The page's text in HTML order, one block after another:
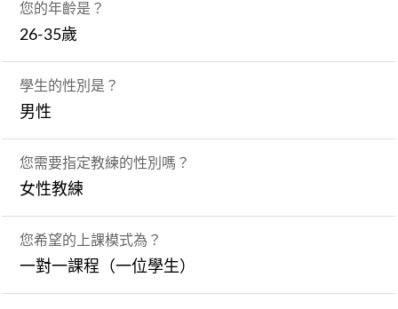
您的年齡是？
26-35歲
學生的性別是？
男性
您需要指定教練的性別嗎？
女性教練
您希望的上課模式為？
一對一課程（一位學生）